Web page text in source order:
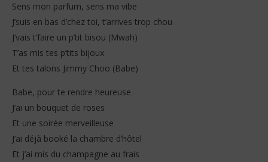
Sens mon parfum, sens ma vibe
J’suis en bas d’chez toi, t’arrives trop chou
J’vais t’faire un p’tit bisou (Mwah)
T’as mis tes p’tits bijoux
Et tes talons Jimmy Choo (Babe)
Babe, pour te rendre heureuse
J’ai un bouquet de roses
Et une soirée merveilleuse
J’ai déjà booké la chambre d’hôtel
Et j’ai mis du champagne au frais